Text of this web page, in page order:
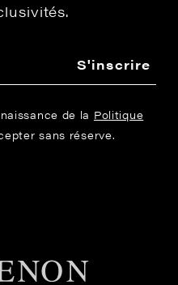
S'inscrire
de la Politique
sans réserve.